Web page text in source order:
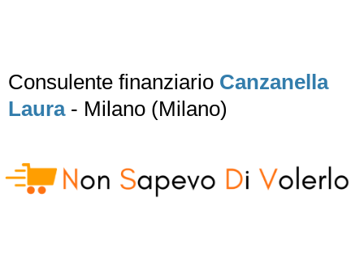
Consulente finanziario Canzanella
Laura- Milano (Milano)